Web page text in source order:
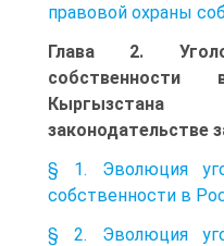
правовой охраны
Глава 2.
законодательстве
§ 1. Эволюция
собственности в
§ 2. Эволюция